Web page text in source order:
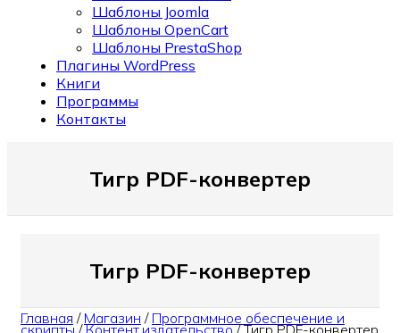
Шаблоны Joomla
Шаблоны OpenCart
Шаблоны PrestaShop
Плагины WordPress
Книги
Программы
Контакты
Тигр PDF-конвертер
Тигр PDF-конвертер
Главная / Магазин / Программное обеспечение и